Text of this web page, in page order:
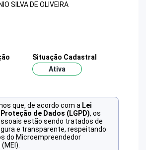
SILVA DE OLIVEIRA
Situação Cadastral
Ativa
que, de acordo com a Lei
de Dados (LGPD), os
estão sendo tratados de
e transparente, respeitando
do Microempreendedor